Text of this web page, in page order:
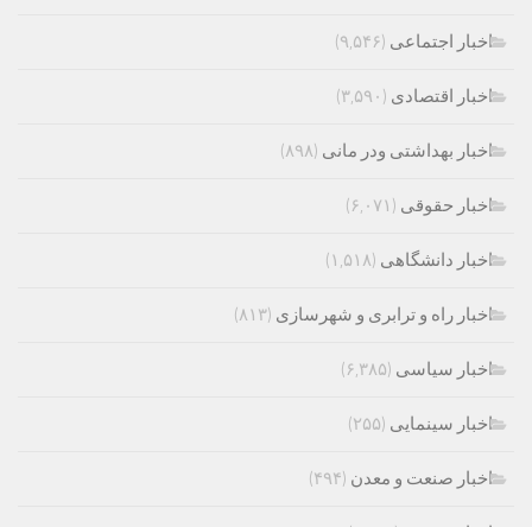
اخبار اجتماعی (۹,۵۴۶)
اخبار اقتصادی (۳,۵۹۰)
اخبار بهداشتی ودر مانی (۸۹۸)
اخبار حقوقی (۶,۰۷۱)
اخبار دانشگاهی (۱,۵۱۸)
اخبار راه و ترابری و شهرسازی (۸۱۳)
اخبار سیاسی (۶,۳۸۵)
اخبار سینمایی (۲۵۵)
اخبار صنعت و معدن (۴۹۴)